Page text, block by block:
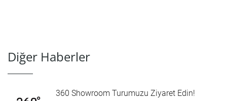
Diğer Haberler
360 Showroom Turumuzu Ziyaret Edin!